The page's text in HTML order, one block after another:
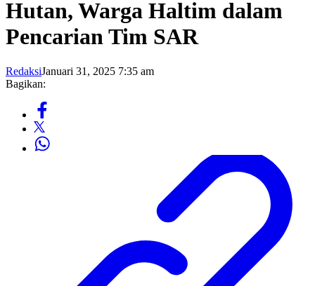
Hutan, Warga Haltim dalam
Pencarian Tim SAR
RedaksiJanuari 31, 2025 7:35 am
Bagikan: